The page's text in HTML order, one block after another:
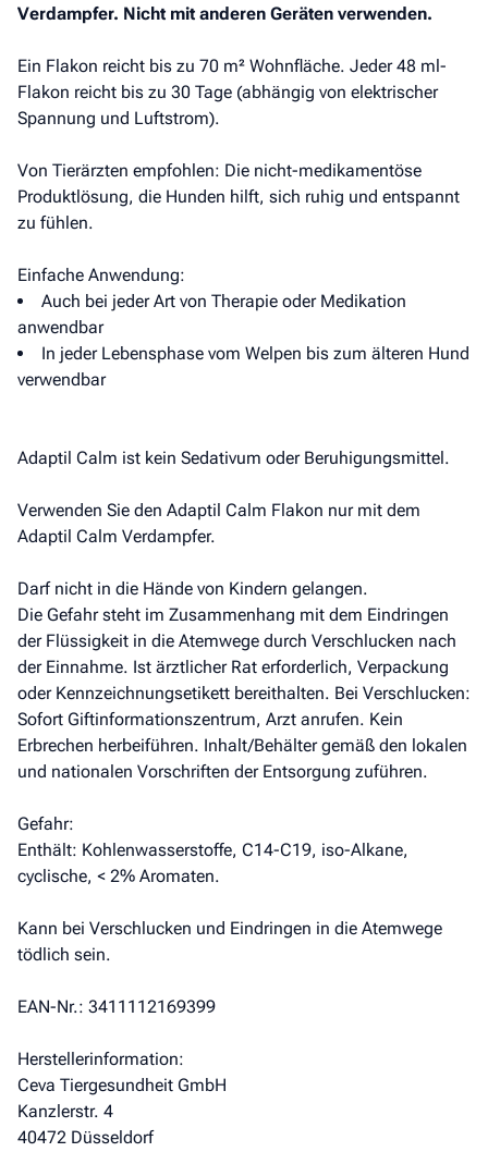
Verdampfer. Nicht mit anderen Geräten verwenden.
Ein Flakon reicht bis zu 70 m² Wohnfläche. Jeder 48 ml-
Flakon reicht bis zu 30 Tage (abhängig von elektrischer
Spannung und Luftstrom).
Von Tierärzten empfohlen: Die nicht-medikamentöse
Produktlösung, die Hunden hilft, sich ruhig und entspannt
zu fühlen.
Einfache Anwendung:
Auch bei jeder Art von Therapie oder Medikation
anwendbar
In jeder Lebensphase vom Welpen bis zum älteren Hund
verwendbar
Adaptil Calm ist kein Sedativum oder Beruhigungsmittel.
Verwenden Sie den Adaptil Calm Flakon nur mit dem
Adaptil Calm Verdampfer.
Darf nicht in die Hände von Kindern gelangen.
Die Gefahr steht im Zusammenhang mit dem Eindringen
der Flüssigkeit in die Atemwege durch Verschlucken nach
der Einnahme. Ist ärztlicher Rat erforderlich, Verpackung
oder Kennzeichnungsetikett bereithalten. Bei Verschlucken:
Sofort Giftinformationszentrum, Arzt anrufen. Kein
Erbrechen herbeiführen. Inhalt/Behälter gemäß den lokalen
und nationalen Vorschriften der Entsorgung zuführen.
Gefahr:
Enthält: Kohlenwasserstoffe, C14-C19, iso-Alkane,
cyclische, < 2% Aromaten.
Kann bei Verschlucken und Eindringen in die Atemwege
tödlich sein.
EAN-Nr.: 3411112169399
Herstellerinformation:
Ceva Tiergesundheit GmbH
Kanzlerstr. 4
40472 Düsseldorf